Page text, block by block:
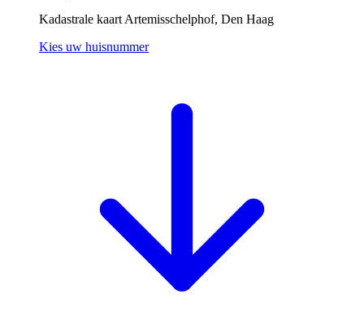
Kadastrale kaart Artemisschelphof, Den Haag
Kies uw huisnummer